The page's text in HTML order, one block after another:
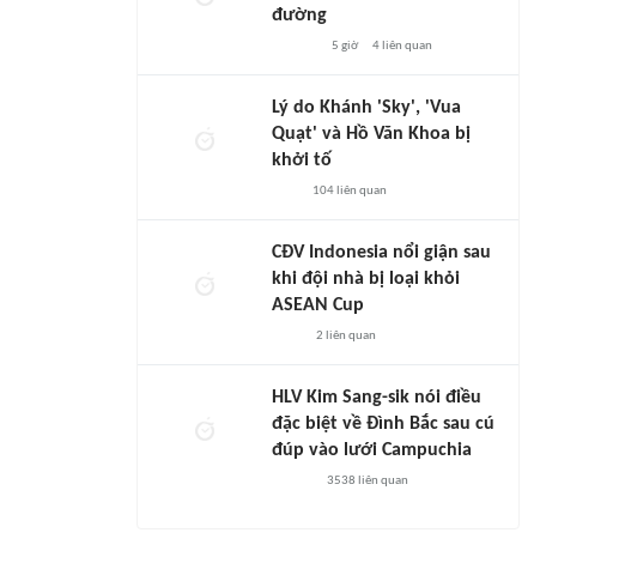
đường
5 giờ 4liên quan
Lý do Khánh 'Sky', 'Vua
Quạt' và Hồ Văn Khoa bị
khởi tố
104liên quan
CĐV Indonesia nổi giận sau
khi đội nhà bị loại khỏi
ASEAN Cup
2 liên quan
HLV Kim Sang-sik nói điều
đặc biệt về Đình Bắc sau cú
đúp vào lưới Campuchia
3538 liên quan